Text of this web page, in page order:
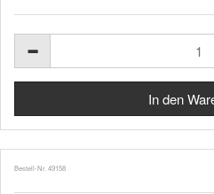
Bestell-Nr. 49158